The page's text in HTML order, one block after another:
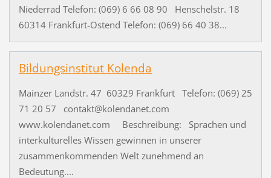
Niederrad Telefon: (069) 6 66 08 90 Henschelstr. 18
60314 Frankfurt-Ostend Telefon: (069) 66 40 38...
Bildungsinstitut Kolenda
Mainzer Landstr. 47 60329 Frankfurt Telefon: (069) 25
71 20 57 contakt@kolendanet.com
www.kolendanet.com Beschreibung: Sprachen und
interkulturelles Wissen gewinnen in unserer
zusammenkommenden Welt zunehmend an
Bedeutung....